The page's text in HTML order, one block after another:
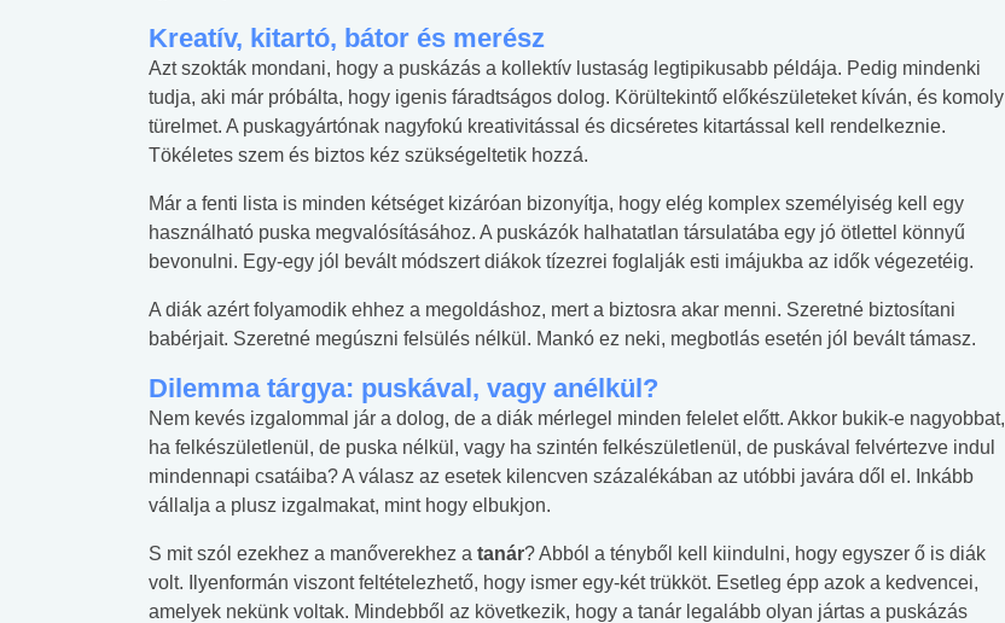
Kreatív, kitartó, bátor és merész
Azt szokták mondani, hogy a puskázás a kollektív lustaság legtipikusabb példája. Pedig mindenki
tudja, aki már próbálta, hogy igenis fáradtságos dolog. Körültekintő előkészületeket kíván, és komoly
türelmet. A puskagyártónak nagyfokú kreativitással és dicséretes kitartással kell rendelkeznie.
Tökéletes szem és biztos kéz szükségeltetik hozzá.
Már a fenti lista is minden kétséget kizáróan bizonyítja, hogy elég komplex személyiség kell egy
használható puska megvalósításához. A puskázók halhatatlan társulatába egy jó ötlettel könnyű
bevonulni. Egy-egy jól bevált módszert diákok tízezrei foglalják esti imájukba az idők végezetéig.
A diák azért folyamodik ehhez a megoldáshoz, mert a biztosra akar menni. Szeretné biztosítani
babérjait. Szeretné megúszni felsülés nélkül. Mankó ez neki, megbotlás esetén jól bevált támasz.
Dilemma tárgya: puskával, vagy anélkül?
Nem kevés izgalommal jár a dolog, de a diák mérlegel minden felelet előtt. Akkor bukik-e nagyobbat,
ha felkészületlenül, de puska nélkül, vagy ha szintén felkészületlenül, de puskával felvértezve indul
mindennapi csatáiba? A válasz az esetek kilencven százalékában az utóbbi javára dől el. Inkább
vállalja a plusz izgalmakat, mint hogy elbukjon.
S mit szól ezekhez a manőverekhez a tanár? Abból a tényből kell kiindulni, hogy egyszer ő is diák
volt. Ilyenformán viszont feltételezhető, hogy ismer egy-két trükköt. Esetleg épp azok a kedvencei,
amelyek nekünk voltak. Mindebből az következik, hogy a tanár legalább olyan jártas a puskázás